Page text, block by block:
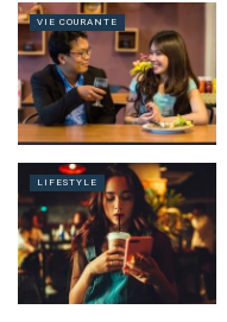
VIE COURANTE
LIFESTYLE